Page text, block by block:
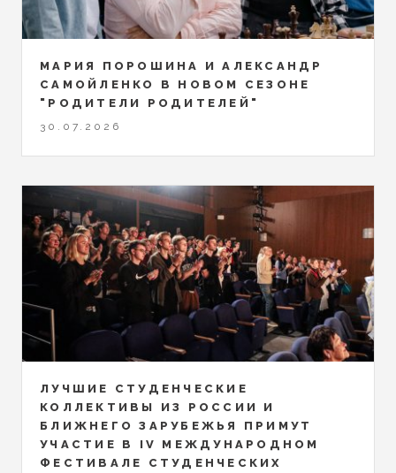
МАРИЯ ПОРОШИНА И АЛЕКСАНДР
САМОЙЛЕНКО В НОВОМ СЕЗОНЕ
"РОДИТЕЛИ РОДИТЕЛЕЙ"
30.07.2026
ЛУЧШИЕ СТУДЕНЧЕСКИЕ
КОЛЛЕКТИВЫ ИЗ РОССИИ И
БЛИЖНЕГО ЗАРУБЕЖЬЯ ПРИМУТ
УЧАСТИЕ В IV МЕЖДУНАРОДНОМ
ФЕСТИВАЛЕ СТУДЕНЧЕСКИХ